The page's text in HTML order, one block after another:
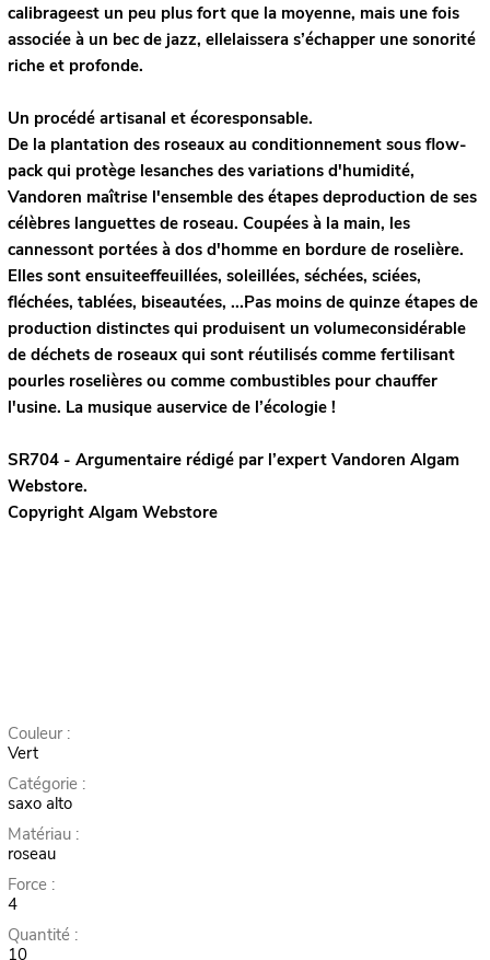
calibrageest un peu plus fort que la moyenne, mais une fois
associée à un bec de jazz, ellelaissera s’échapper une sonorité
riche et profonde.
Un procédé artisanal et écoresponsable.
De la plantation des roseaux au conditionnement sous flow-
pack qui protège lesanches des variations d'humidité,
Vandoren maîtrise l'ensemble des étapes deproduction de ses
célèbres languettes de roseau. Coupées à la main, les
cannessont portées à dos d'homme en bordure de roselière.
Elles sont ensuiteeffeuillées, soleillées, séchées, sciées,
fléchées, tablées, biseautées, ...Pas moins de quinze étapes de
production distinctes qui produisent un volumeconsidérable
de déchets de roseaux qui sont réutilisés comme fertilisant
pourles roselières ou comme combustibles pour chauffer
l'usine. La musique auservice de l’écologie !
SR704 - Argumentaire rédigé par l’expert Vandoren Algam
Webstore.
Copyright Algam Webstore
Couleur :
Vert
Catégorie :
saxo alto
Matériau :
roseau
Force :
4
Quantité :
10